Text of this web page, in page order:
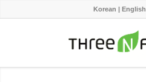
Korean |English